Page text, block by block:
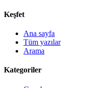
Keşfet
Ana sayfa
Tüm yazılar
Arama
Kategoriler